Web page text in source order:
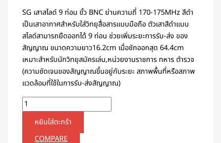
SG เสาสไลด์ 9 ท่อน ขั้ว BNC ย่านความถี่ 170-175MHz สีดำ
เป็นเสาอากาศสำหรับใส่วิทยุสื่อสารแบบมือถือ ตัวเสาสีดำแบบ
สไลด์สามารถยืดออกได้ 9 ท่อน ช่วยเพิ่มระยะการรับ-ส่ง ของ
สัญญาณ ขนาดความยาว16.2cm เมื่อชักออกสุด 64.4cm
เหมาะสำหรับนักวิทยุสมัครเล่น,หน่วยงานราชการ ทหาร ตำรวจ
(ความชัดเจนของสัญญาณขึ้นอยู่กับระยะ สภาพพื้นที่หรือสภาพ
แวดล้อมที่ใช้ในการรับ-ส่งสัญญาณ)
หยิบใส่ตะกร้า
COMPARE